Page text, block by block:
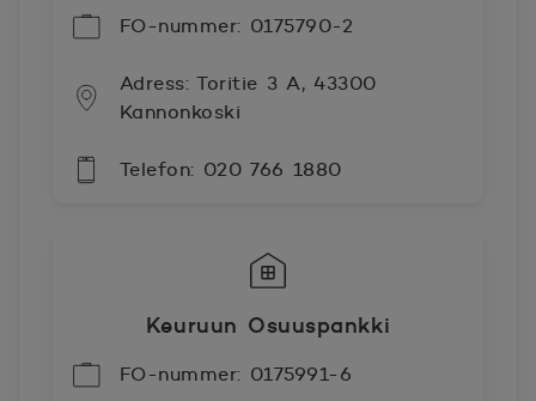
FO-nummer: 0175790-2
Adress: Toritie 3 A, 43300
Kannonkoski
Telefon: 020 766 1880
Keuruun Osuuspankki
FO-nummer: 0175991-6